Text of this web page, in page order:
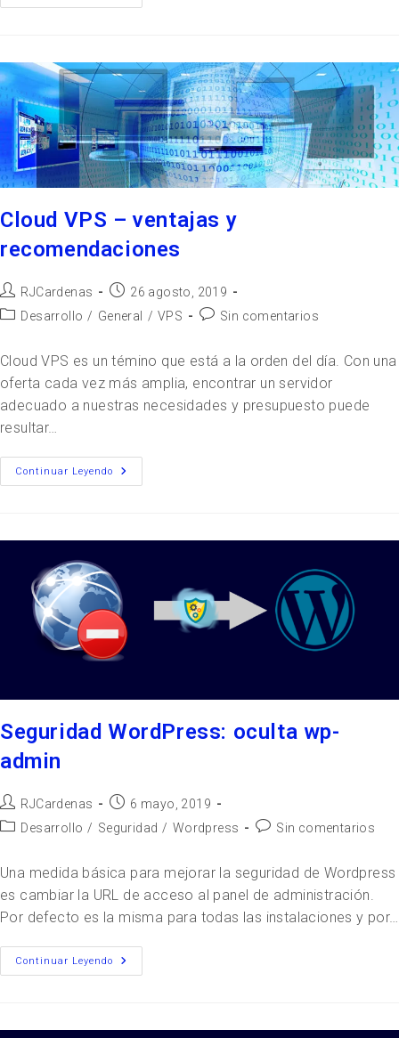
Cloud VPS – ventajas y
recomendaciones
RJCardenas
26 agosto, 2019
Desarrollo / General / VPS Sin comentarios
Cloud VPS es un témino que está a la orden del día. Con una
oferta cada vez más amplia, encontrar un servidor
adecuado a nuestras necesidades y presupuesto puede
resultar…
Continuar Leyendo
Seguridad WordPress: oculta wp-
admin
RJCardenas
6 mayo, 2019
Desarrollo / Seguridad / Wordpress Sin comentarios
Una medida básica para mejorar la seguridad de Wordpress
es cambiar la URL de acceso al panel de administración.
Por defecto es la misma para todas las instalaciones y por…
Continuar Leyendo